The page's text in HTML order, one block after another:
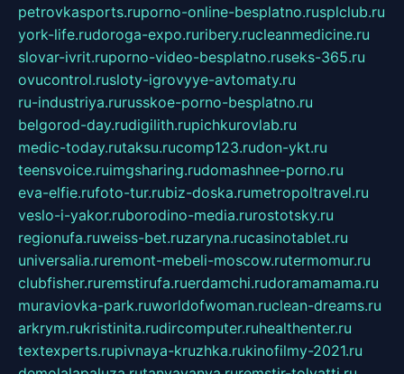
petrovkasports.ruporno-online-besplatno.rusplclub.ru
york-life.rudoroga-expo.ruribery.rucleanmedicine.ru
slovar-ivrit.ruporno-video-besplatno.ruseks-365.ru
ovucontrol.rusloty-igrovyye-avtomaty.ru
ru-industriya.rurusskoe-porno-besplatno.ru
belgorod-day.rudigilith.rupichkurovlab.ru
medic-today.rutaksu.rucomp123.rudon-ykt.ru
teensvoice.ruimgsharing.rudomashnee-porno.ru
eva-elfie.rufoto-tur.rubiz-doska.rumetropoltravel.ru
veslo-i-yakor.ruborodino-media.rurostotsky.ru
regionufa.ruweiss-bet.ruzaryna.rucasinotablet.ru
universalia.ruremont-mebeli-moscow.rutermomur.ru
clubfisher.ruremstirufa.ruerdamchi.rudoramamama.ru
muraviovka-park.ruworldofwoman.ruclean-dreams.ru
arkrym.rukristinita.rudircomputer.ruhealthenter.ru
textexperts.rupivnaya-kruzhka.rukinofilmy-2021.ru